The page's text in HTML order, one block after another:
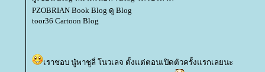
PZOBRIAN Book Blog ดู Blog
toor36 Cartoon Blog
เราชอบ นู๋พาชูลี่ โนวเลจ ตั้งแต่ตอนเปิดตัวครั้งแรกเลยนะ